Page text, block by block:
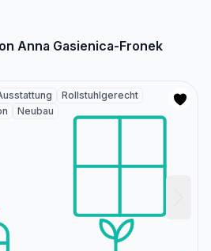
Anna Gasienica-Fronek
Rollstuhlgerecht
Neubau